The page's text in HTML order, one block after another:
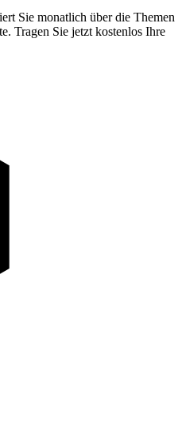
Sie monatlich über die Themen
Tragen Sie jetzt kostenlos Ihre